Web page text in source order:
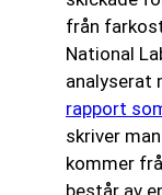
från
National
analyserat
rapport
skriver
kommer
består av